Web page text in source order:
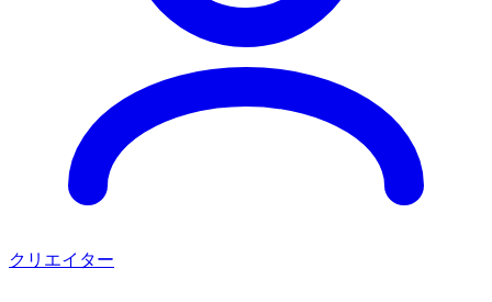
クリエイター